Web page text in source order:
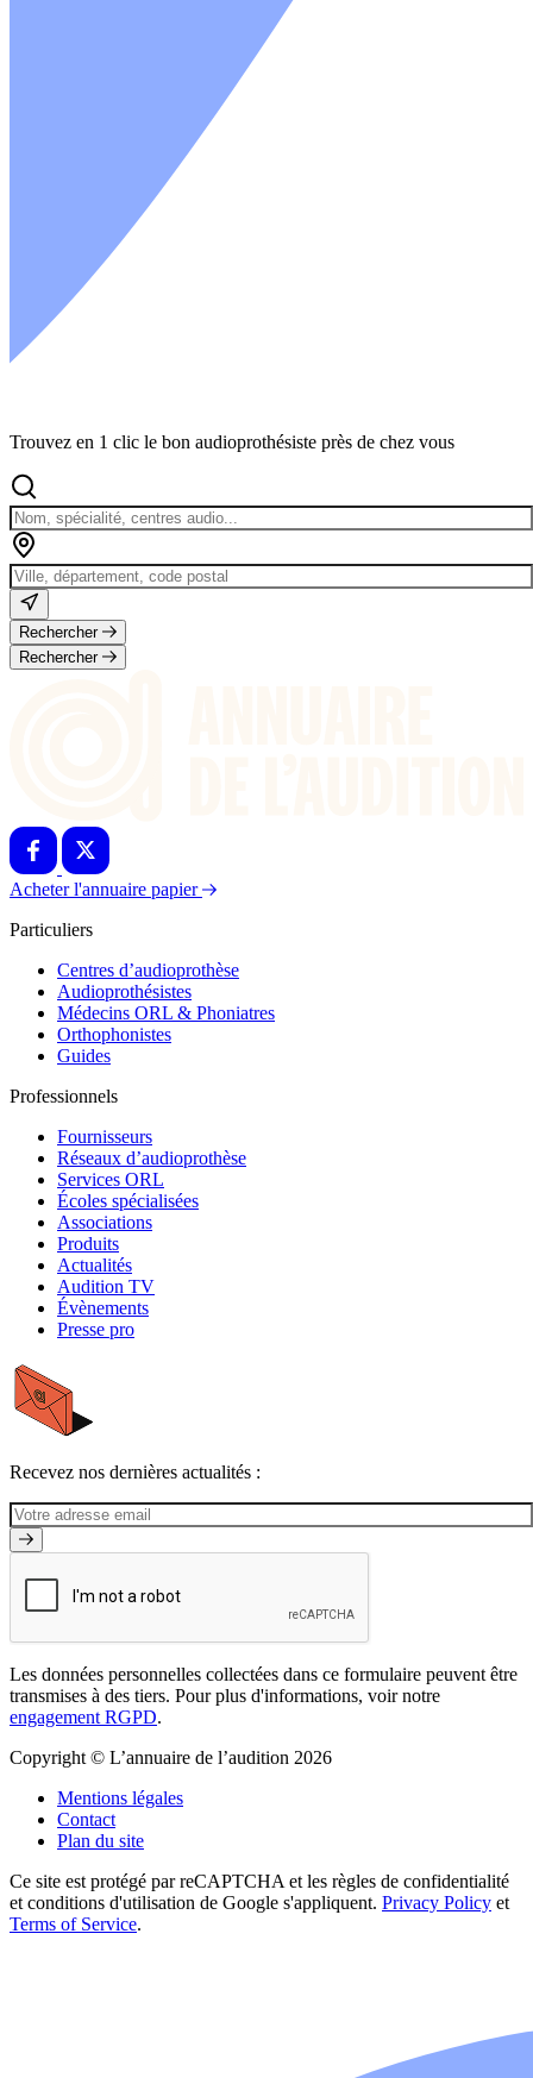
Trouvez en 1 clic le bon audioprothésiste près de chez vous
Rechercher
Rechercher
Acheter l'annuaire papier
Particuliers
Centres d’audioprothèse
Audioprothésistes
Médecins ORL & Phoniatres
Orthophonistes
Guides
Professionnels
Fournisseurs
Réseaux d’audioprothèse
Services ORL
Écoles spécialisées
Associations
Produits
Actualités
Audition TV
Évènements
Presse pro
Recevez nos dernières actualités :
Les données personnelles collectées dans ce formulaire peuvent être
transmises à des tiers. Pour plus d'informations, voir notre
engagement RGPD.
Copyright © L’annuaire de l’audition 2026
Mentions légales
Contact
Plan du site
Ce site est protégé par reCAPTCHA et les règles de confidentialité
et conditions d'utilisation de Google s'appliquent. Privacy Policy et
Terms of Service.